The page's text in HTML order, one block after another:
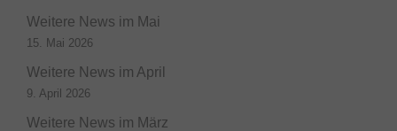
Weitere News im Mai
15. Mai 2026
Weitere News im April
9. April 2026
Weitere News im März